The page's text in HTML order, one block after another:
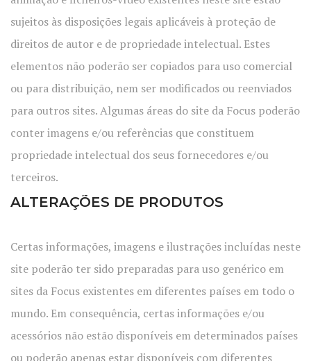
sujeitos às disposições legais aplicáveis à proteção de
direitos de autor e de propriedade intelectual. Estes
elementos não poderão ser copiados para uso comercial
ou para distribuição, nem ser modificados ou reenviados
para outros sites. Algumas áreas do site da Focus poderão
conter imagens e/ou referências que constituem
propriedade intelectual dos seus fornecedores e/ou
terceiros.
ALTERAÇÕES DE PRODUTOS
Certas informações, imagens e ilustrações incluídas neste
site poderão ter sido preparadas para uso genérico em
sites da Focus existentes em diferentes países em todo o
mundo. Em consequência, certas informações e/ou
acessórios não estão disponíveis em determinados países
ou poderão apenas estar disponíveis com diferentes